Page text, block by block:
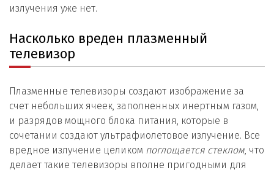
излучения уже нет.
Насколько вреден плазменный
телевизор
Плазменные телевизоры создают изображение за
счет небольших ячеек, заполненных инертным газом,
и разрядов мощного блока питания, которые в
сочетании создают ультрафиолетовое излучение. Все
вредное излучение целиком поглощается стеклом , что
делает такие телевизоры вполне пригодными для